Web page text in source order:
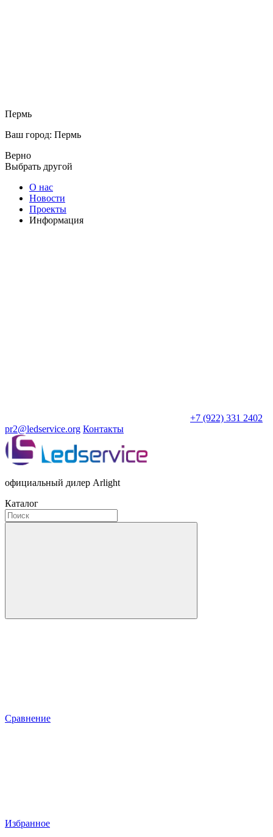
Пермь
Ваш город: Пермь
Верно
Выбрать другой
О нас
Новости
Проекты
Информация
+7 (922) 331 2402
pr2@ledservice.org Контакты
официальный дилер Arlight
Каталог
Сравнение
Избранное